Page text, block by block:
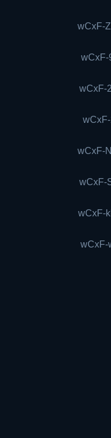
wCxF-
wCxF-
wCxF-
wCxF-
wCxF-
wCxF-
wCxF-